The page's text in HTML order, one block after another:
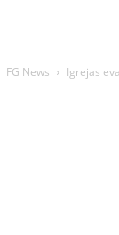
FG News Igrejas